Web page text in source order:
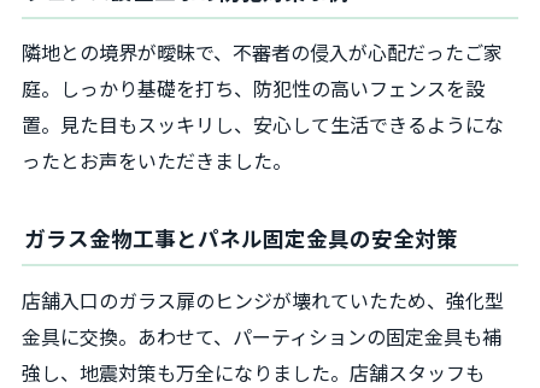
隣地との境界が曖昧で、不審者の侵入が心配だったご家
庭。しっかり基礎を打ち、防犯性の高いフェンスを設
置。見た目もスッキリし、安心して生活できるようにな
ったとお声をいただきました。
ガラス金物工事とパネル固定金具の安全対策
店舗入口のガラス扉のヒンジが壊れていたため、強化型
金具に交換。あわせて、パーティションの固定金具も補
強し、地震対策も万全になりました。店舗スタッフも